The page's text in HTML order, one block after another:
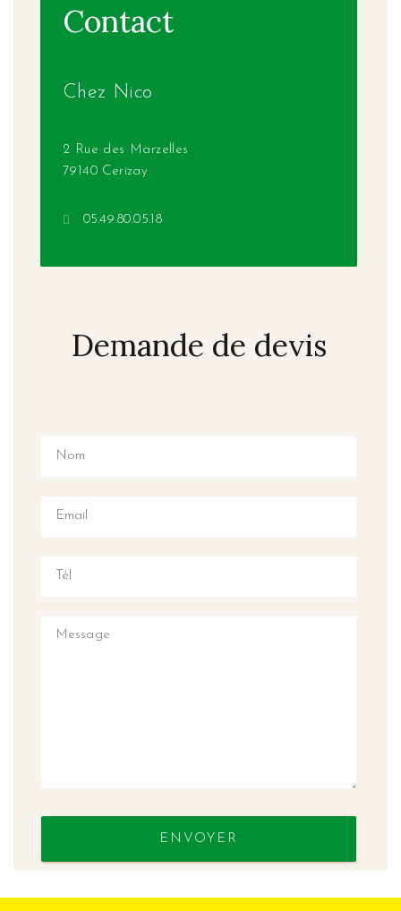
Contact
Chez Nico
2 Rue des Marzelles
79140 Cerizay
05.49.80.05.18
Demande de devis
ENVOYER